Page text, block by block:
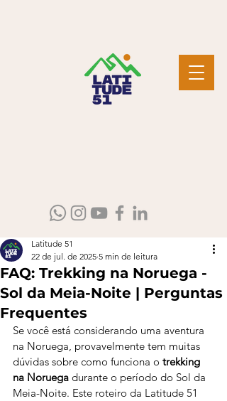
FAQ: Trekking na Noruega -
Sol da Meia-Noite | Perguntas
Frequentes
Latitude 51
22 de jul. de 2025 5 min de leitura
Se você está considerando uma aventura
na Noruega, provavelmente tem muitas
dúvidas sobre como funciona o trekking
na Noruega durante o período do Sol da
Meia-Noite. Este roteiro da Latitude 51